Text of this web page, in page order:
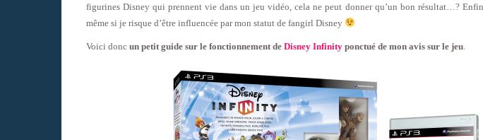
figurines Disney qui prennent vie dans un jeu vidéo, cela ne peut donner qu’un bon résultat…?
même si je risque d’être influencée par mon statut de fangirl Disney
Voici donc un petit guide sur le fonctionnement de Disney Infinity ponctué de mon avis sur le jeu